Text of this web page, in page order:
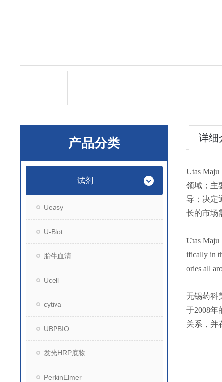
产品分类
试剂
Ueasy
U-Blot
胎牛血清
Ucell
cytiva
UBPBIO
发光HRP底物
PerkinElmer
详细
Utas
领域；主
导；决定
长的市场
Utas Maju
ifically in
ories all
无锡药科
于2008年
关系，并